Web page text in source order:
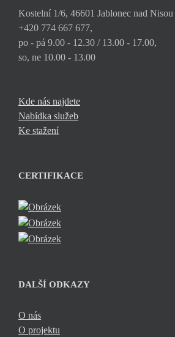
Kostelní 1/6, 46601 Jablonec nad Nisou
+420 774 667 677,
po - pá 9.00 - 12.30 / 13.00 - 17.00,
so, ne 10.00 - 13.00
Kde nás najdete
Nabídka služeb
Ke stažení
CERTIFIKACE
DALŠÍ ODKAZY
O nás
O projektu